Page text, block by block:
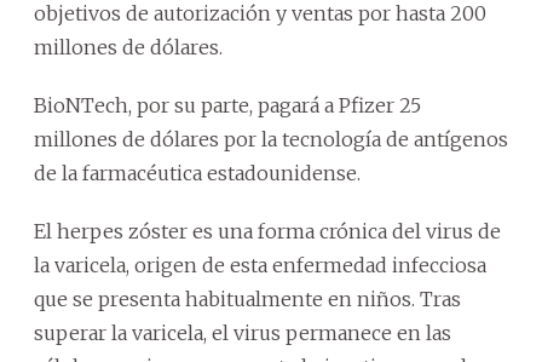
objetivos de autorización y ventas por hasta 200
millones de dólares.
BioNTech, por su parte, pagará a Pfizer 25
millones de dólares por la tecnología de antígenos
de la farmacéutica estadounidense.
El herpes zóster es una forma crónica del virus de
la varicela, origen de esta enfermedad infecciosa
que se presenta habitualmente en niños. Tras
superar la varicela, el virus permanece en las